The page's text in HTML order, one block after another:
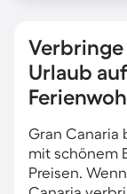
Urlaub
Gran Canaria
mit schönem
Preisen.